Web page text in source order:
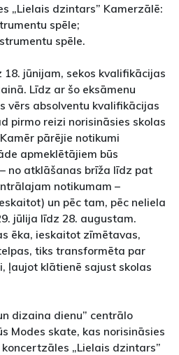
„Lielais dzintars” Kamerzālē:
spēle;
spēle.
jūnijam, sekos kvalifikācijas
Līdz ar šo eksāmenu
vērs absolventu kvalifikācijas
pirmo reizi norisināsies skolas
pārējie notikumi
apmeklētājiem būs
no atklāšanas brīža līdz pat
notikumam –
un pēc tam, pēc neliela
jūlija līdz 28. augustam.
ēka, ieskaitot zīmētavas,
tiks transformēta par
ļaujot klātienē sajust skolas
dizaina dienu” centrālo
Modes skate, kas norisināsies
„Lielais dzintars”